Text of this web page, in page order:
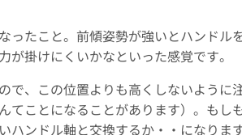
ったこと。前傾姿勢が強いとハンドル
掛けにくいかなといった感覚です。
で、この位置よりも高くしないように
てことになることがあります）。もし
ハンドル軸と交換するか・・になりま